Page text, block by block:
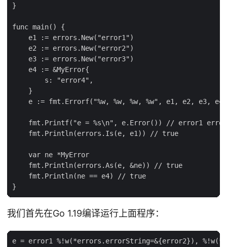
}
func main() {
    e1 := errors.New("error1")
    e2 := errors.New("error2")
    e3 := errors.New("error3")
    e4 := &MyError{
        s: "error4",
    }
    e := fmt.Errorf("%w, %w, %w, %w", e1, e2, e3, e4)
fmt.Printf("e = %s\n", e.Error()) // error1
    fmt.Println(errors.Is(e, e1)) // true
    var ne *MyError
    fmt.Println(errors.As(e, &ne)) // true
    fmt.Println(ne == e4) // true
我们首先在Go 1.19编译运行上面程序：
e = error1 %!w(*errors.errorString=&{error2}),